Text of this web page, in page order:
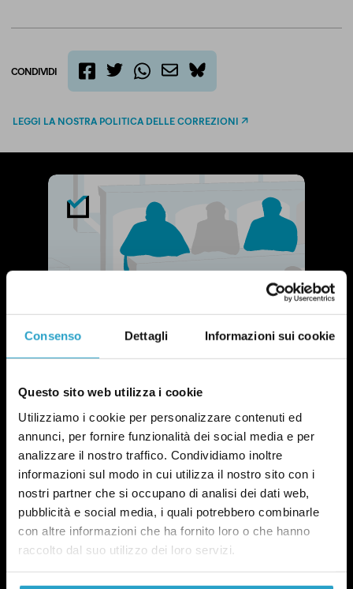
Consenso Dettagli Informazioni sui cookie
Questo sito web utilizza i cookie
Utilizziamo i cookie per personalizzare contenuti ed
annunci, per fornire funzionalità dei social media e per
analizzare il nostro traffico. Condividiamo inoltre
informazioni sul modo in cui utilizza il nostro sito con i
nostri partner che si occupano di analisi dei dati web,
pubblicità e social media, i quali potrebbero combinarle
con altre informazioni che ha fornito loro o che hanno
raccolto dal suo utilizzo dei loro servizi.
CONDIVIDI
bluesky
LEGGI LA NOSTRA POLITICA DELLE CORREZIONI
NEWSLETTER
POLITICA DI UN CERTO GENERE
OGNI MARTEDÌ
In questa newsletter proviamo a capire perché le
questioni di genere sono anche una questione